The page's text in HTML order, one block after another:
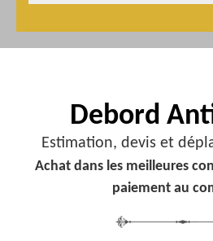
Debord
Estimation, devis et
Achat dans les meilleures
paiement au